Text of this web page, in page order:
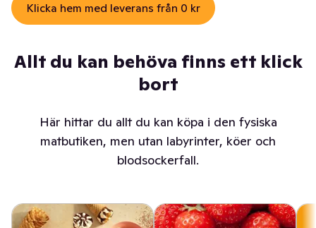
Klicka hem med leverans från 0 kr
Allt du kan behöva finns ett klick
bort
Här hittar du allt du kan köpa i den fysiska
matbutiken, men utan labyrinter, köer och
blodsockerfall.